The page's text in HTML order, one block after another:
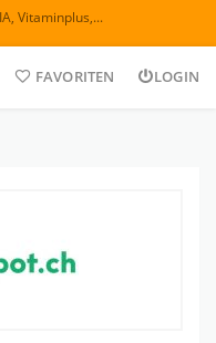
, Vitaminplus,...
FAVORITEN LOGIN